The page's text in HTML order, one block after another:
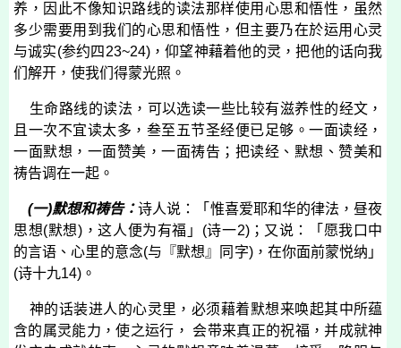
养，因此不像知识路线的读法那样使用心思和悟性，虽然
多少需要用到我们的心思和悟性，但主要乃在於运用心灵
与诚实(参约四 23~24)，仰望神藉着他的灵，把他的话向我
们解开，使我们得蒙光照。
生命路线的读法，可以选读一些比较有滋养性的经文，
且一次不宜读太多，叁至五节圣经便已足够。一面读经，
一面默想，一面赞美，一面祷告；把读经、默想、赞美和
祷告调在一起。
(一)默想和祷告：诗人说：「惟喜爱耶和华的律法，昼夜
思想(默想) ，这人便为有福」 (诗一2)；又说：「愿我口中
的言语、心里的意念(与『默想』同字)，在你面前蒙悦纳」
(诗十九14) 。
神的话装进人的心灵里，必须藉着默想来唤起其中所蕴
含的属灵能力，使之运行， 会带来真正的祝福，并成就神